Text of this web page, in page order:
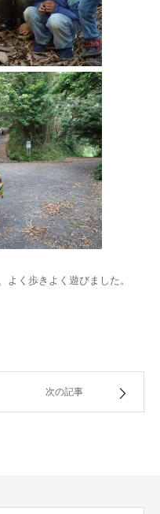
く歩きよく遊びました。
次の記事